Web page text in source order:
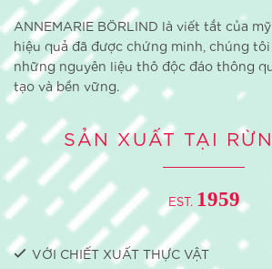
74% sẽ gọi một trong những sản
NATUCOLLAGEN BOOST là anh
ANNEMARIE BÖRLIND là viết tắt của
hiệu quả đã được chứng minh, chúng
những nguyên liệu thô độc đáo thông
tạo và bền vững.
SẢN XUẤT TẠI
EST. 1959
VỚI CHIẾT XUẤT THỰC VẬT